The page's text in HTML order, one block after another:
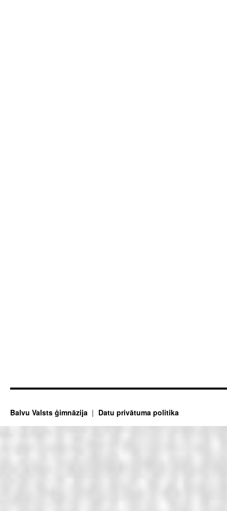
Balvu Valsts ģimnāzija Datu privātuma politika